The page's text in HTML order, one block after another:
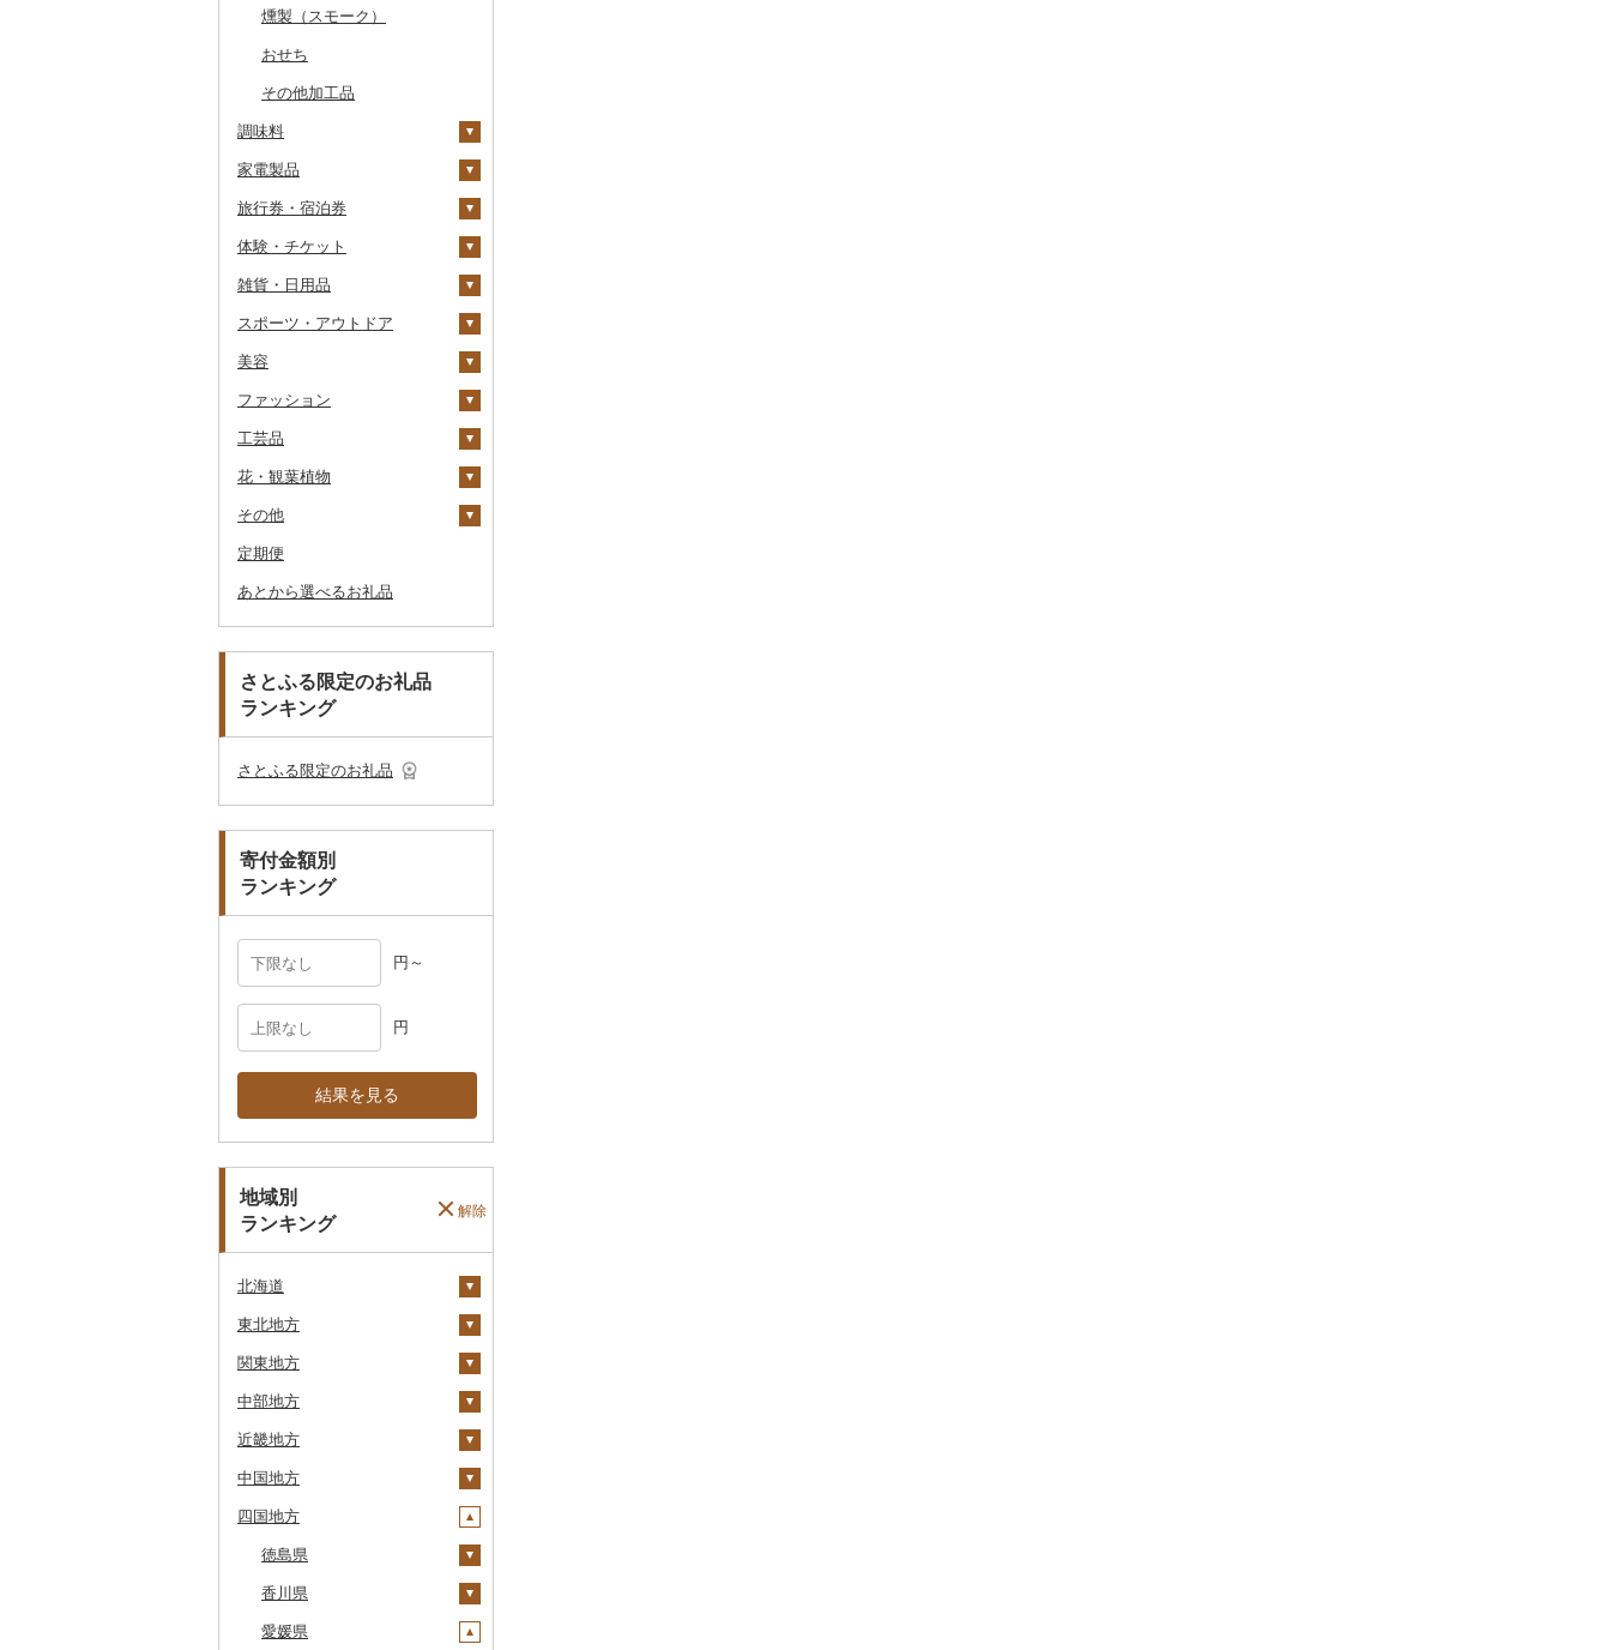
燻製（スモーク）
おせち
その他加工品
調味料
砂糖
塩
醤油
味噌
酢
だし
食用油
オリーブオイル
ごま油
はちみつ
ドレッシング
その他調味料
ケチャップ
こしょう
その他調味料
家電製品
季節・空調家電
キッチン家電
照明器具
パソコン・周辺機器
TV・オーディオ・カメラ
美容・健康家電
カー用品
時計
その他家電
旅行券・宿泊券
旅行券
JTBふるさと旅行クー
その他旅行券
宿泊券
体験・チケット
PayPay商品券
食事券
温泉・サウナ・スパ利用
券
GDOふるさとゴルフ
プレークーポン
その他のゴルフプレー
花火大会チケット
カタログギフト
雑貨・日用品
家具・インテリア
机・テーブル
その他家具・インテリ
寝具
布団
毛布
タオルケット
タオル
その他タオル
文房具・印鑑
ボールペン
ノート・ファイル
その他文房具
食器
グラス・カップ
箸
スプーン・フォーク・
ナイフ
皿・椀
その他食器
キッチン用品
フライパン
鍋
まな板
土鍋
日用品
洗剤
トイレットペーパー
ティッシュ
その他日用品
楽器・器材
本・CD・DVD
おもちゃ・ぬいぐるみ
ご当地キャラクター
ペット用品
その他雑貨
スポーツ・アウトドア
ゴルフ
ゴルフボール
ゴルフウェア
その他ゴルフ
釣り
サイクリング
アウトドア・キャンプ
その他スポーツ
その他スポーツ
美容
スキンケア
洗顔
その他スキンケア
シャンプー・リンス
石鹸・ボディーソープ
入浴剤
アロマ
プロテイン
その他美容
ファッション
鞄・バッグ
トートバッグ・ショル
ツケース
その他鞄・バッグ
洋服
女性・レディース
子供・ベビー
その他洋服
和服
靴・履物
靴・シューズ
スリッパ・下駄・草履
その他靴・履物
アクセサリー
ペンダント・ネックレ
ス
ピアス・イヤリング
その他アクセサリー
その他服飾小物
ショール・ストール
マフラー・手袋
工芸品
織物
本場奄美大島紬
陶器・漆器
唐津焼
備前焼
美濃焼
村上木彫堆朱
その他装飾品・工芸品
数珠
工芸品
播州そろばん
美濃和紙
花・観葉植物
観葉植物・苗木
花
胡蝶蘭
造花・プリザーブドフ
ラワー
その他花
盆栽・その他
その他
地域サービス
その他
定期便
あとから選べるお礼品
さとふる限定のお礼品
ランキング
さとふる限定のお礼品
寄付金額別
ランキング
円～
円
結果を見る
地域別
ランキング
解除
北海道
安平町
八雲町
鹿部町
江差町
白老町
せたな町
旭川市
森町
稚内市
東北地方
青森県
十和田市
大鰐町
南部町
五戸町
藤崎町
六ヶ所村
東北町
岩手県
宮古市
軽米町
岩手町
矢巾町
釜石市
野田村
宮城県
柴田町
色麻町
丸森町
大衡村
加美町
秋田県
大潟村
横手市
能代市
小坂町
山形県
村山市
尾花沢市
上山市
福島県
天栄村
広野町
関東地方
茨城県
土浦市
取手市
つくば市
稲敷市
潮来市
五霞町
栃木県
那須塩原市
市貝町
塩谷町
上三川町
佐野市
群馬県
榛東村
下仁田町
玉村町
安中市
埼玉県
春日部市
蕨市
戸田市
千葉県
勝浦市
袖ケ浦市
東京都
八王子市
神奈川県
中部地方
新潟県
十日町市
弥彦村
阿賀町
出雲崎町
魚沼市
富山県
射水市
氷見市
朝日町
高岡市
石川県
羽咋市
七尾市
白山市
福井県
美浜町
小浜市
山梨県
富士吉田市
長野県
近畿地方
三重県
鈴鹿市
伊賀市
木曽岬町
多気町
滋賀県
長浜市
高島市
草津市
京都府
宮津市
伊根町
大阪府
茨木市
兵庫県
中国地方
鳥取県
鳥取県（県庁）
米子市
大山町
島根県
雲南市
海士町
岡山県
津山市
広島県
四国地方
徳島県
阿波市
牟岐町
香川県
高松市
愛媛県